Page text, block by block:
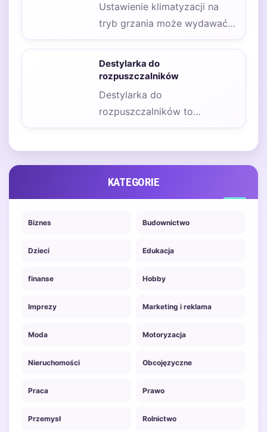
Ustawienie klimatyzacji na
tryb grzania może wydawać
się skomplikowane, ale w
…
Destylarka do
rozpuszczalników
Destylarka do
rozpuszczalników to
urządzenie, które służy do
KATEGORIE
Biznes Budownictwo
Dzieci Edukacja
finanse Hobby
Imprezy Marketing i reklama
Moda Motoryzacja
Nieruchomości Obcojęzyczne
Praca Prawo
Przemysł Rolnictwo